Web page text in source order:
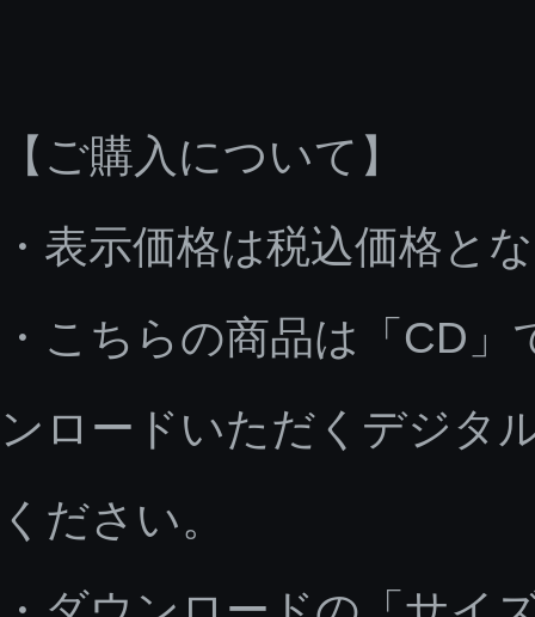
【ご購入について】
・表示価格は税込価格と
・こちらの商品は「CD
ンロードいただくデジタ
ください。